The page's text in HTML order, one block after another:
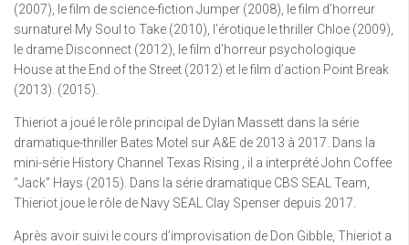
(2007), le film de science-fiction Jumper (2008), le film d’horreur
surnaturel My Soul to Take (2010), l’érotique le thriller Chloe (2009),
le drame Disconnect (2012), le film d’horreur psychologique
House at the End of the Street (2012) et le film d’action Point Break
(2013). (2015).
Thieriot a joué le rôle principal de Dylan Massett dans la série
dramatique-thriller Bates Motel sur A&E de 2013 à 2017. Dans la
mini-série History Channel Texas Rising , il a interprété John Coffee
“Jack” Hays (2015). Dans la série dramatique CBS SEAL Team,
Thieriot joue le rôle de Navy SEAL Clay Spenser depuis 2017.
Après avoir suivi le cours d’improvisation de Don Gibble, Thieriot a